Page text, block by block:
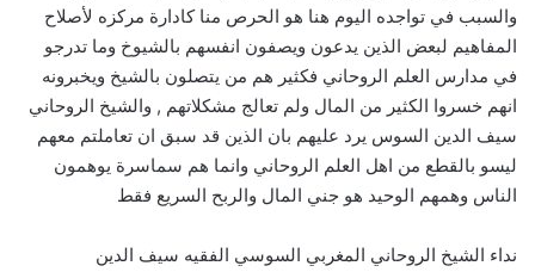
والسبب في تواجده اليوم هنا هو الحرص منا كادارة مركزه لأصلاح
المفاهيم لبعض الذين يدعون ويصفون انفسهم بالشيوخ وما تدرجو
في مدارس العلم الروحاني فكثير هم من يتصلون بالشيخ ويخبرونه
انهم خسروا الكثير من المال ولم تعالج مشكلاتهم , والشيخ الروحاني
سيف الدين السوس يرد عليهم بان الذين قد سبق ان تعاملتم معهم
ليسو بالقطع من اهل العلم الروحاني وانما هم سماسرة يوهمون
الناس وهمهم الوحيد هو جني المال والربح السريع فقط
نداء الشيخ الروحاني المغربي السوسي الفقيه سيف الدين